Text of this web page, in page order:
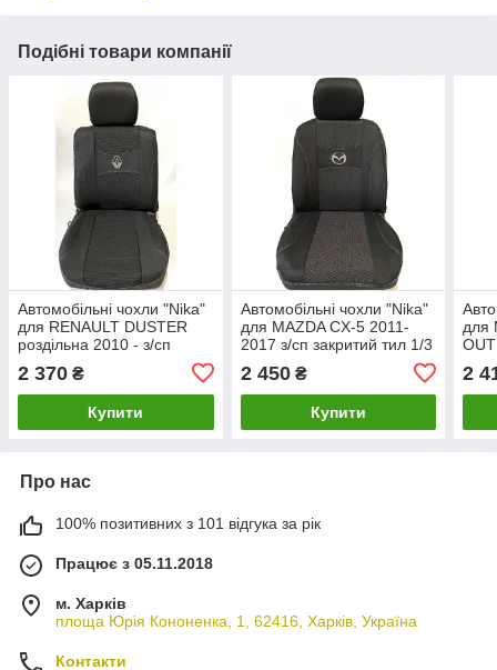
Подібні товари компанії
Автомобільні чохли "Nika"
для RENAULT DUSTER
роздільна 2010 - з/сп
подгол; airbag.
2 370 ₴
Купити
Автомобільні чохли "Nika"
для MAZDA CX-5 2011-
2017 з/сп закритий тил 1/3
2/3; 5 підголовників; пер /
підлокітник; airbag.
2 450₴
Купити
для
2
Про нас
100% позитивних з 101 відгука за рік
Працює з 05.11.2018
м. Харків
площа Юрія Кононенка, 1, 62416, Харків, Україна
Контакти